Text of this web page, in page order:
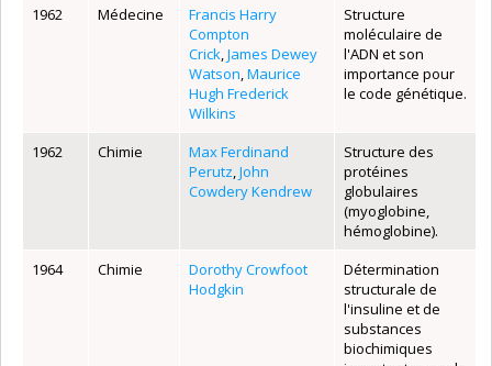
1962
Médecine
Francis Harry
Compton
Crick,James Dewey
Watson,Maurice
Hugh Frederick
Wilkins
Structure
moléculaire de
l'ADN et son
importance pour
le code génétique.
1962 Chimie
Max Ferdinand
Perutz,John
Cowdery Kendrew
Structure des
protéines
globulaires
(myoglobine,
hémoglobine).
1964
Chimie
Dorothy Crowfoot
Hodgkin
Détermination
structurale de
l'insuline et de
substances
biochimiques